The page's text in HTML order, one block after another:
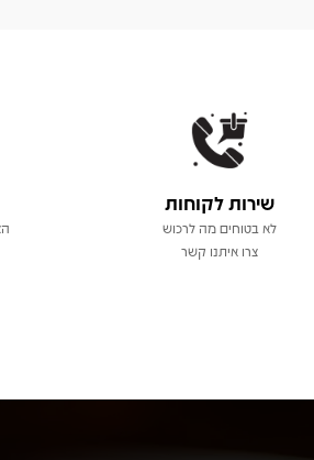
שירות לקוחות
לא בטוחים מה לרכוש
צרו איתנו קשר